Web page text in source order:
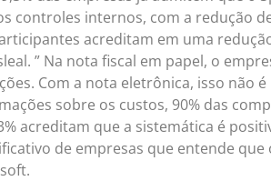
controles internos, com a redução
acreditam em uma
” Na nota fiscal em papel, o
Com a nota eletrônica, isso não é
sobre os custos, 90% das
acreditam que a sistemática é
de empresas que entende que